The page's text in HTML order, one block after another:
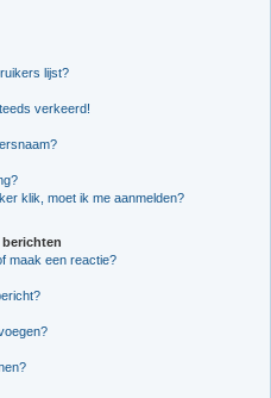
lijst?
verkeerd!
klik, moet ik me aanmelden?
berichten
maak een reactie?